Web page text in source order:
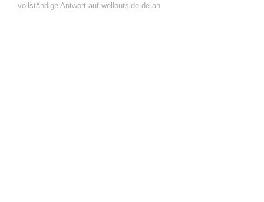
vollständige Antwort auf welloutside.de an